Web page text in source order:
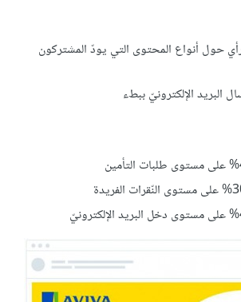
حول أنواع المحتوى التي يودّ المشتركون
البريد الإلكترونيّ ببطء